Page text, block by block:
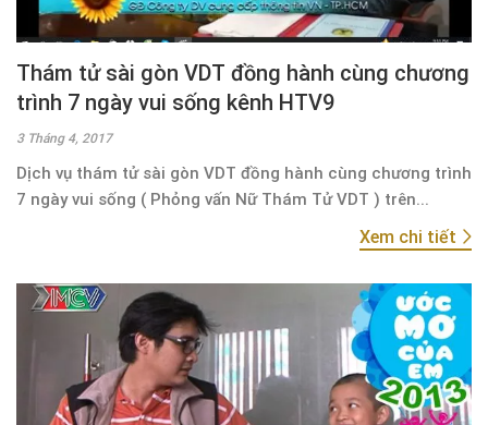
Thám tử sài gòn VDT đồng hành cùng chương
trình 7 ngày vui sống kênh HTV9
3 Tháng 4, 2017
Dịch vụ thám tử sài gòn VDT đồng hành cùng chương trình
7 ngày vui sống ( Phỏng vấn Nữ Thám Tử VDT ) trên...
Xem chi tiết